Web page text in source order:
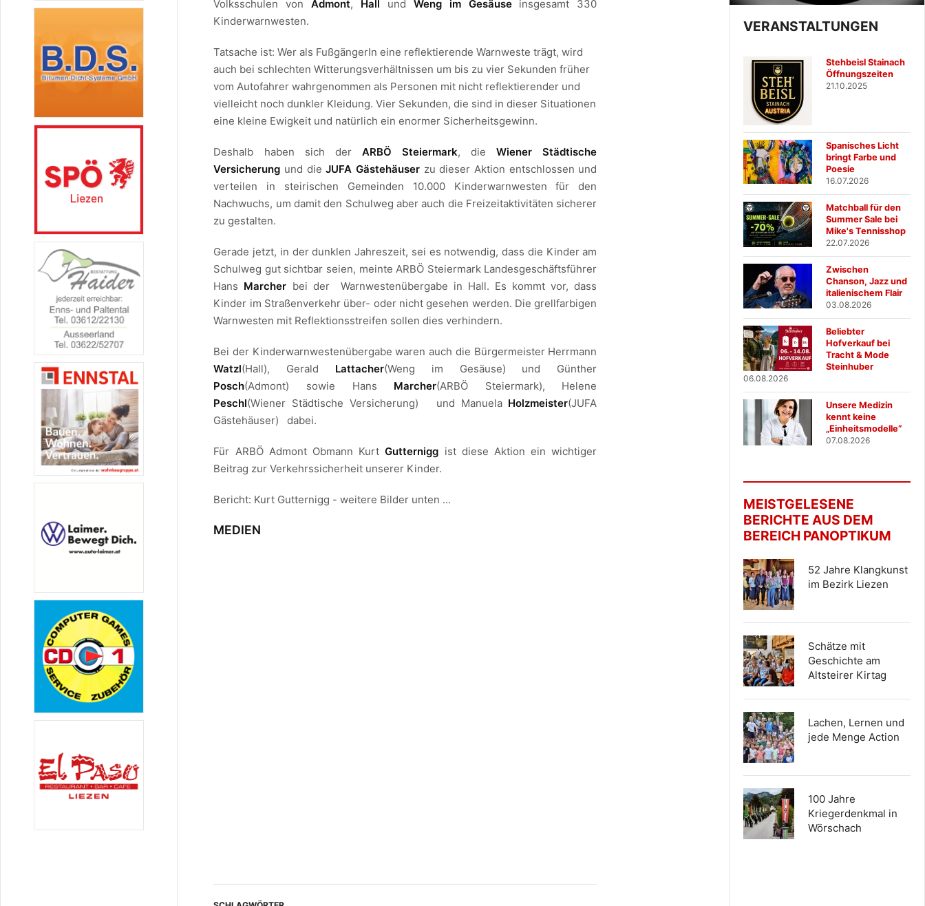
Volksschulen vonAdmont, Hall und Weng im Gesäuseinsgesamt 330
Kinderwarnwesten.
Tatsache ist: Wer als FußgängerIn eine reflektierende Warnweste trägt, wird
auch bei schlechten Witterungsverhältnissen um bis zu vier Sekunden früher
vom Autofahrer wahrgenommen als Personen mit nicht reflektierender und
vielleicht noch dunkler Kleidung. Vier Sekunden, die sind in dieser Situationen
eine kleine Ewigkeit und natürlich ein enormer Sicherheitsgewinn.
Deshalb haben sich der ARBÖ Steiermark, dieWiener Städtische
Versicherung und dieJUFA Gästehäuser zu dieser Aktion entschlossen und
verteilen in steirischen Gemeinden 10.000 Kinderwarnwesten für den
Nachwuchs, um damit den Schulweg aber auch die Freizeitaktivitäten sicherer
zu gestalten.
Gerade jetzt, in der dunklen Jahreszeit, sei es notwendig, dass die Kinder am
Schulweg gut sichtbar seien, meinte ARBÖ Steiermark Landesgeschäftsführer
Hans Marcher bei der Warnwestenübergabe in Hall. Es kommt vor, dass
Kinder im Straßenverkehr über- oder nicht gesehen werden. Die grellfarbigen
Warnwesten mit Reflektionsstreifen sollen dies verhindern.
Bei der Kinderwarnwestenübergabe waren auch die Bürgermeister Herrmann
Watzl(Hall), Gerald Lattacher(Weng im Gesäuse) und Günther
Posch(Admont) sowie Hans Marcher(ARBÖ Steiermark), Helene
Peschl(Wiener Städtische Versicherung) und Manuela Holzmeister(JUFA
Gästehäuser) dabei.
Für ARBÖ Admont Obmann KurtGutternigg ist diese Aktion ein wichtiger
Beitrag zur Verkehrssicherheit unserer Kinder.
Bericht: Kurt Gutternigg - weitere Bilder unten ...
MEDIEN
VERANSTALTUNGEN
Stehbeisl Stainach
Öffnungszeiten
21.10.2025
Spanisches Licht
bringt Farbe und
Poesie
16.07.2026
Matchball für den
Summer Sale bei
Mike's Tennisshop
22.07.2026
Zwischen
Chanson, Jazz und
italienischem Flair
03.08.2026
Beliebter
Hofverkauf bei
Tracht & Mode
Steinhuber
06.08.2026
Unsere Medizin
kennt keine
„Einheitsmodelle“
07.08.2026
MEISTGELESENE
BERICHTE AUS DEM
BEREICH PANOPTIKUM
52 Jahre Klangkunst
im Bezirk Liezen
Schätze mit
Geschichte am
Altsteirer Kirtag
Lachen, Lernen und
jede Menge Action
100 Jahre
Kriegerdenkmal in
Wörschach